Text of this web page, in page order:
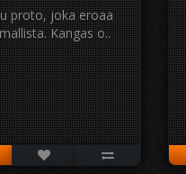
proto, joka eroaa
Kangas o..